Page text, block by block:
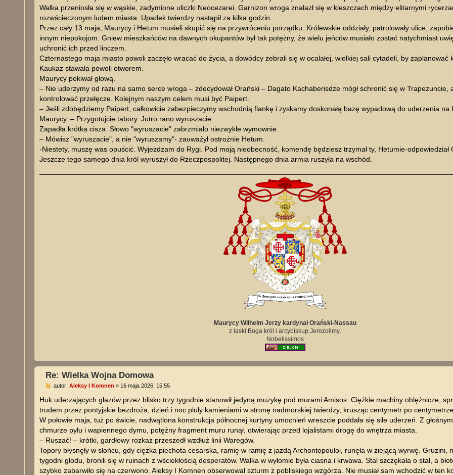
Walka przeniosła się w wąskie, zadymione uliczki Neocezarei. Garnizon wroga znalazł się w kleszczach między elitarnymi
rozwścieczonym ludem miasta. Upadek twierdzy nastąpił za kilka godzin.
Przez cały 13 maja, Maurycy i Hetum musieli skupić się na przywróceniu porządku. Królewskie oddziały, patrolowały ulice,
innym niepokojom. Gniew mieszkańców na dawnych okupantów był tak potężny, że wielu jeńców musiało zostać natychmiast
uchronić ich przed linczem.
Czternastego maja miasto powoli zaczęło wracać do życia, a dowódcy zebrali się w ocalałej, wielkiej sali cytadeli, by zaplanować
Kaukaz stawała powoli otworem.
Maurycy pokiwał głową.
– Nie uderzymy od razu na samo serce wroga – zdecydował Orański – Dagato Kachaberisdze mógł schronić się w Trapezuncie,
kontrolować przełęcze. Kolejnym naszym celem musi być Paipert.
– Jeśli zdobędziemy Paipert, całkowicie zabezpieczymy wschodnią flankę i zyskamy doskonałą bazę wypadową do uderzenia na
Maurycy. – Przygotujcie tabory. Jutro rano wyruszacie.
Zapadła krótka cisza. Słowo "wyruszacie" zabrzmiało niezwykle wymownie.
– Mówisz "wyruszacie", a nie "wyruszamy"- zauważył ostrożnie Hetum.
-Niestety, muszę was opuścić. Wyjeżdzam do Rygi. Pod moją nieobecność, komendę będziesz trzymał ty, Hetumie-odpowiedział
Jeszcze tego samego dnia król wyruszył do Rzeczpospolitej. Następnego dnia armia ruszyła na wschód.
Maurycy Wilhelm Jerzy kardynał Orański-Nassau
z łaski Boga król i arcybiskup Jerozolimy,
Nobelissimos
Re: Wielka Wojna Domowa
P
s
autor:Aleksy I Komnen » 16 maja 2026, 15:55
Huk uderzających głazów przez blisko trzy tygodnie stanowił jedyną muzykę pod murami Amisos. Ciężkie machiny oblężnicze,
trudem przez pontyjskie bezdroża, dzień i noc pluły kamieniami w stronę nadmorskiej twierdzy, krusząc centymetr po
W połowie maja, tuż po świcie, nadwątlona konstrukcja północnej kurtyny umocnień wreszcie poddała się sile uderzeń. Z
chmurze pyłu i wapiennego dymu, potężny fragment muru runął, otwierając przed lojalistami drogę do wnętrza miasta.
– Ruszać! – krótki, gardłowy rozkaz przeszedł wzdłuż linii Waregów.
Topory błysnęły w słońcu, gdy ciężka piechota cesarska, ramię w ramię z jazdą Archontopouloi, runęła w ziejącą wyrwę. Gruzini,
tygodni głodu, bronili się w ruinach z wściekłością desperatów. Walka w wyłomie była ciasna i krwawa. Stal szczękała o stal, a
szybko zabarwiło się na czerwono. Aleksy I Komnen obserwował szturm z pobliskiego wzgórza. Nie musiał sam wchodzić w ten